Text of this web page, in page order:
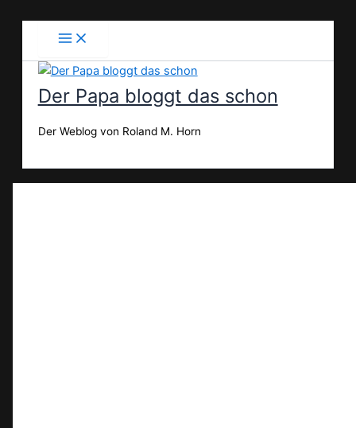
Der Papa bloggt das schon
Der Weblog von Roland M. Horn